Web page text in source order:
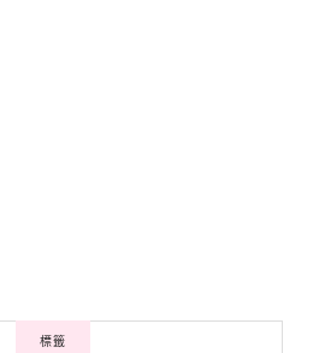
標籤